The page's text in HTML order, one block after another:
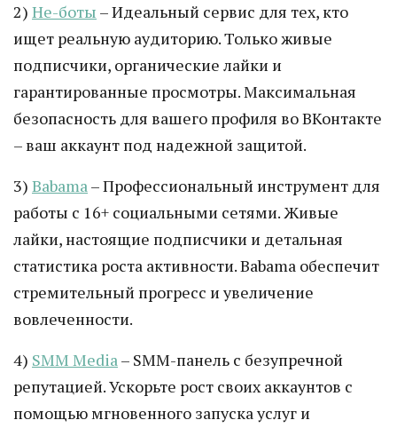
2) Не-боты – Идеальный сервис для тех, кто
ищет реальную аудиторию. Только живые
подписчики, органические лайки и
гарантированные просмотры. Максимальная
безопасность для вашего профиля во ВКонтакте
– ваш аккаунт под надежной защитой.
3) Babama– Профессиональный инструмент для
работы с 16+ социальными сетями. Живые
лайки, настоящие подписчики и детальная
статистика роста активности. Babama обеспечит
стремительный прогресс и увеличение
вовлеченности.
4) SMM Media– SMM-панель с безупречной
репутацией. Ускорьте рост своих аккаунтов с
помощью мгновенного запуска услуг и